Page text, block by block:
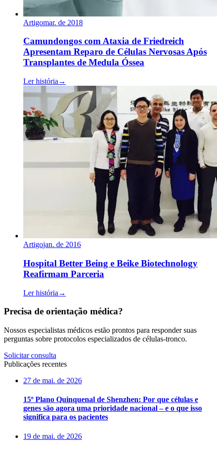
Artigomar. de 2018
Camundongos com Ataxia de Friedreich
Apresentam Reparo de Células Nervosas Após
Transplantes de Medula Óssea
Ler história →
Artigojan. de 2016
Hospital Better Being e Beike Biotechnology
Reafirmam Parceria
Ler história →
Precisa de orientação médica?
Nossos especialistas médicos estão prontos para responder suas
perguntas sobre protocolos especializados de células-tronco.
Solicitar consulta
Publicações recentes
27 de mai. de 2026
15º Plano Quinquenal de Shenzhen: Por que células e
genes são agora uma prioridade nacional – e o que isso
significa para os pacientes
19 de mai. de 2026